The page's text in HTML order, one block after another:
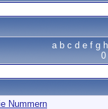
a b c d e f g h
0
Nummern